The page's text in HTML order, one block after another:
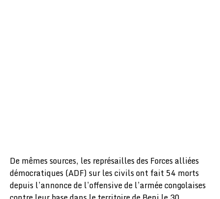
De mêmes sources, les représailles des Forces alliées
démocratiques (ADF) sur les civils ont fait 54 morts
depuis l’annonce de l’offensive de l’armée congolaises